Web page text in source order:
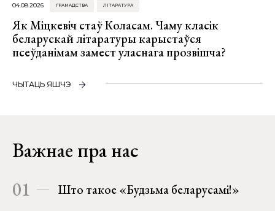
04.08.2026 ГРАМАДСТВА ЛІТАРАТУРА
Як Міцкевіч стаў Коласам. Чаму класік
беларускай літаратуры карыстаўся
псеўданімам замест уласнага прозвішча?
ЧЫТАЦЬ ЯШЧЭ
Важнае пра нас
01 Што такое «Будзьма беларусамі!»